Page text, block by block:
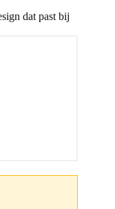
dat past bij